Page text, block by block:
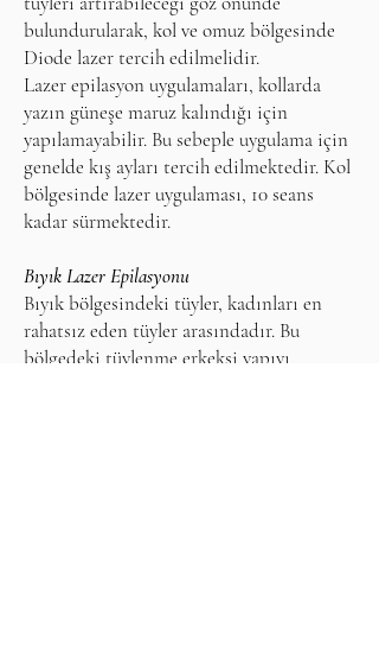
bulundurularak, kol ve omuz bölgesinde
Diode lazer tercih edilmelidir.
Lazer epilasyon uygulamaları, kollarda
yazın güneşe maruz kalındığı için
yapılamayabilir. Bu sebeple uygulama için
genelde kış ayları tercih edilmektedir. Kol
bölgesinde lazer uygulaması, 10 seans
kadar sürmektedir.
Bıyık Lazer Epilasyonu
Bıyık bölgesindeki tüyler, kadınları en
rahatsız eden tüyler arasındadır. Bu
bölgedeki tüylenme erkeksi yapıyı